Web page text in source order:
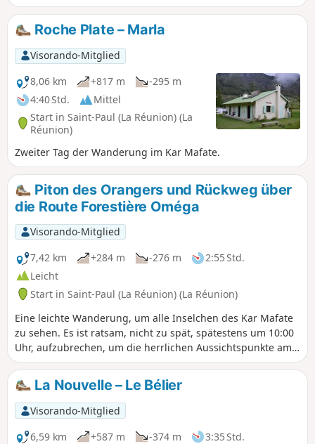
Roche Plate – Marla
Visorando-Mitglied
8,06 km
+817 m
-295 m
4:40 Std.
Mittel
Start in Saint-Paul (La Réunion) (La
Réunion)
Zweiter Tag der Wanderung im Kar Mafate.
Piton des Orangers und Rückweg über
die Route Forestière Oméga
Visorando-Mitglied
7,42 km
+284 m -276 m
2:55 Std.
Leicht
Start in Saint-Paul (La Réunion) (La Réunion)
Eine leichte Wanderung, um alle Inselchen des Kar Mafate
zu sehen. Es ist ratsam, nicht zu spät, spätestens um 10:00
Uhr, aufzubrechen, um die herrlichen Aussichtspunkte am
Rand der Felswand genießen zu können. Der Beginn und
das Ende der Tour verlaufen auf Waldwegen. Auf dem
Rückweg kann man am Wegesrand picknicken.
La Nouvelle – Le Bélier
Visorando-Mitglied
6,59 km
+587 m -374 m
3:35 Std.